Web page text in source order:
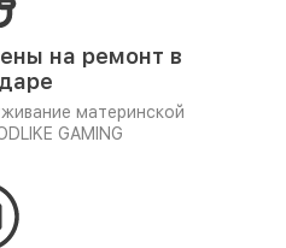
на ремонт в
материнской
GAMING